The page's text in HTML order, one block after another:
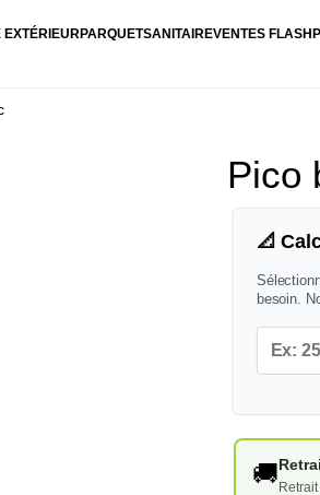
PARQUETSANITAIREVENTES FLASH
Pico
📐
besoin.
🚚